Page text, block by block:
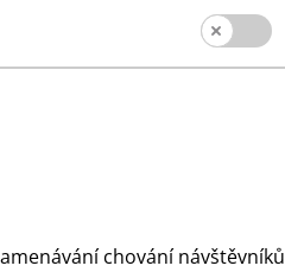
10 balení, 9 kapesníků v
chování návštěvníků